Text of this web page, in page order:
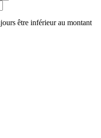
être inférieur au montant